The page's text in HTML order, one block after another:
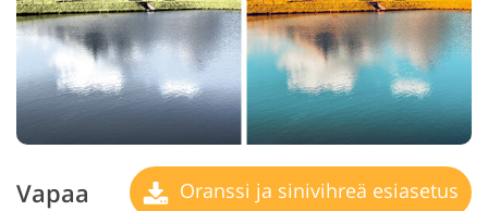
Vapaa Oranssi ja sinivihreä esiasetus